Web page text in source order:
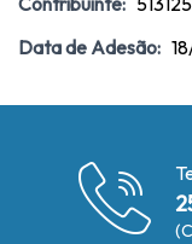
Data de Adesão: